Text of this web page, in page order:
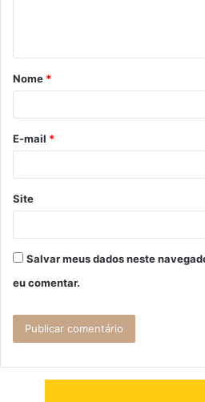
á
r
*
Nome *
E-mail *
Site
Salvar meus dados neste
eu comentar.